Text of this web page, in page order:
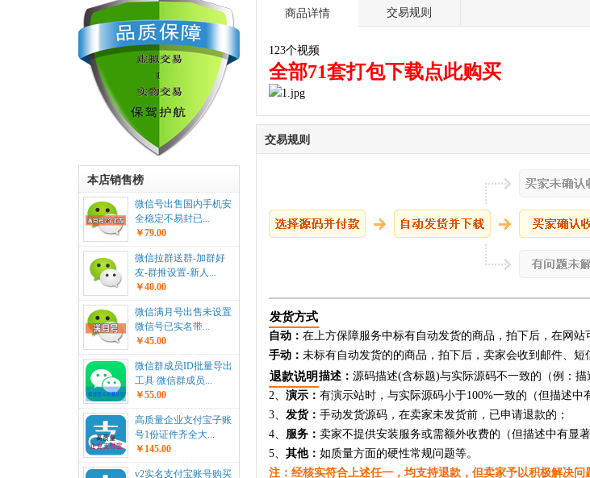
本店销售榜
微信号出售国内手机安
全稳定不易封已...
￥79.00
微信拉群送群-加群好
友-群推设置-新人...
￥40.00
微信满月号出售未设置
微信号已实名带...
￥45.00
微信群成员ID批量导出
工具 微信群成员...
￥55.00
高质量企业支付宝子账
号1份证件齐全大...
￥145.00
v2实名支付宝账号购买
商品详情 交易规则
123个视频
全部71套打包下载点此购买
交易规则
发货方式
自动： 在上方保障服务中标有自动发货的商品，拍下后，在网站
手动： 未标有自动发货的的商品，拍下后，卖家会收到邮件、短
退款说明 描述： 源码描述(含标题)与实际源码不一致的（例：描
2、 演示： 有演示站时，与实际源码小于100%一致的（但描述
3、 发货： 手动发货源码，在卖家未发货前，已申请退款的；
4、 服务： 卖家不提供安装服务或需额外收费的（但描述中有显
5、 其他： 如质量方面的硬性常规问题等。
注：经核实符合上述任一，均支持退款，但卖家予以积极解决